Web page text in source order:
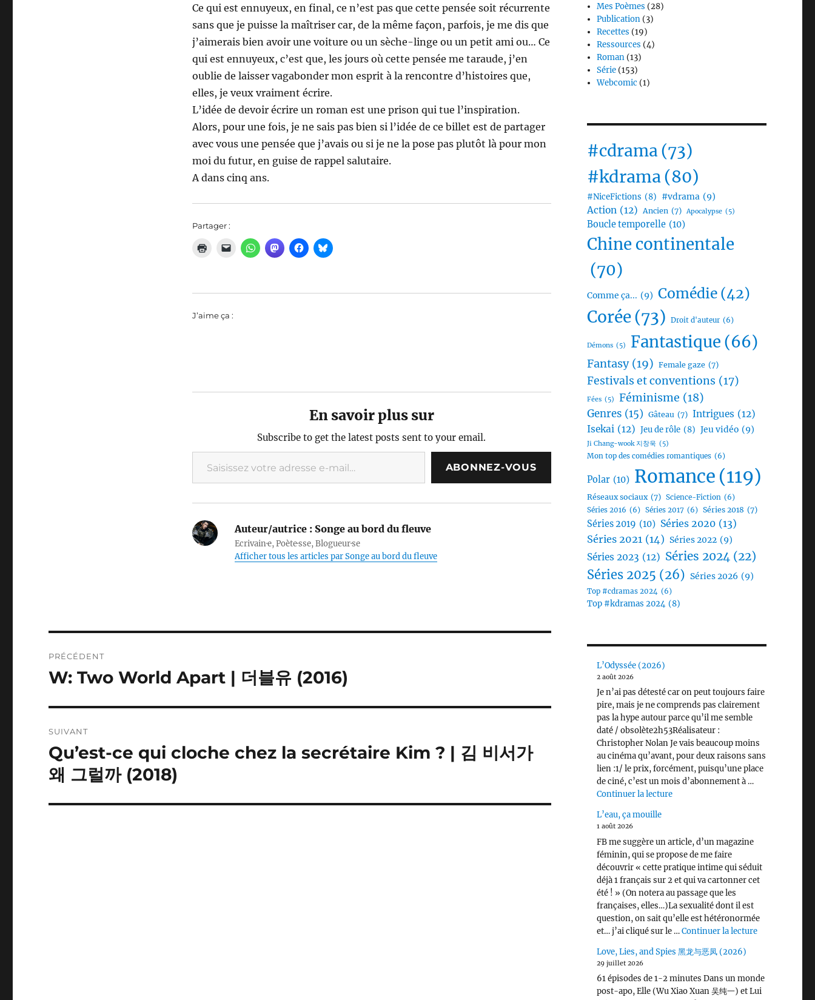
Ce qui est ennuyeux, en final, ce n’est pas que cette pensée soit récurrente
sans que je puisse la maîtriser car, de la même façon, parfois, je me dis que
j’aimerais bien avoir une voiture ou un sèche-linge ou un petit ami ou… Ce
qui est ennuyeux, c’est que, les jours où cette pensée me taraude, j’en
oublie de laisser vagabonder mon esprit à la rencontre d’histoires que,
elles, je veux vraiment écrire.
L’idée de devoir écrire un roman est une prison qui tue l’inspiration.
Alors, pour une fois, je ne sais pas bien si l’idée de ce billet est de partager
avec vous une pensée que j’avais ou si je ne la pose pas plutôt là pour mon
moi du futur, en guise de rappel salutaire.
A dans cinq ans.
Partager :
J’aime ça :
En savoir plus sur
Subscribe to get the latest posts sent to your email.
Saisissez votre adresse e-mail…
ABONNEZ-VOUS
Auteur/autrice :Songe au bord du fleuve
Ecrivain·e, Poète·sse, Blogueur·se
Afficher tous les articles par Songe au bord du fleuve
de
PRÉCÉDENT
Publication
W: Two World Apart | 더블유 (2016)
SUIVANT
Publication
suivante :
Qu’est-ce qui cloche chez la secrétaire Kim ? | 김 비서가
왜 그럴까 (2018)
Mes Poèmes (28)
Publication (3)
Recettes (19)
Ressources (4)
Roman (13)
Série (153)
Webcomic (1)
#cdrama (73)
#kdrama(80)
#NiceFictions (8) #vdrama (9)
Action (12) Ancien (7) Apocalypse (5)
Boucle temporelle (10)
Chine continentale
(70)
Comme ça... (9) Comédie (42)
Corée(73) Droit d'auteur (6)
Démons (5) Fantastique (66)
Fantasy (19) Female gaze (7)
Festivals et conventions (17)
Fées (5) Féminisme (18)
Genres (15) Gâteau (7) Intrigues (12)
Isekai (12) Jeu de rôle (8) Jeu vidéo (9)
Ji Chang-wook 지창욱 (5)
Mon top des comédies romantiques (6)
Polar (10) Romance (119)
Réseaux sociaux (7) Science-Fiction (6)
Séries 2016 (6) Séries 2017 (6) Séries 2018 (7)
Séries 2019 (10) Séries 2020 (13)
Séries 2021 (14) Séries 2022 (9)
Séries 2023 (12) Séries 2024 (22)
Séries 2025 (26) Séries 2026 (9)
Top #cdramas 2024 (6)
Top #kdramas 2024 (8)
L’Odyssée (2026)
2 août 2026
Je n’ai pas détesté car on peut toujours faire
pire, mais je ne comprends pas clairement
pas la hype autour parce qu’il me semble
daté / obsolète2h53Réalisateur :
Christopher Nolan Je vais beaucoup moins
au cinéma qu’avant, pour deux raisons sans
lien :1/ le prix, forcément, puisqu’une place
de ciné, c’est un mois d’abonnement à …
Continuer la lecturede « L’Odyssée (2026) »
L’eau, ça mouille
1 août 2026
FB me suggère un article, d’un magazine
féminin, qui se propose de me faire
découvrir « cette pratique intime qui séduit
déjà 1 français sur 2 et qui va cartonner cet
été ! » (On notera au passage que les
françaises, elles…)La sexualité dont il est
question, on sait qu’elle est hétéronormée
et… j’ai cliqué sur le …Continuer la lecturede « L’eau, ça
Love, Lies, and Spies 黑龙与恶凤 (2026)
29 juillet 2026
61 épisodes de 1-2 minutes Dans un monde
post-apo, Elle (Wu Xiao Xuan 吴纯一) et Lui